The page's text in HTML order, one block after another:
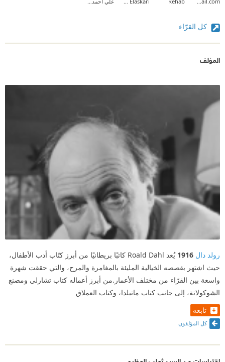
كل القرّاء
المؤلف
رولد دال 1916
يُعد Roald Dahl كاتبًا بريطانيًا من أبرز كتّاب أدب الأطفال،
حيث اشتهر بقصصه الخيالية المليئة بالمغامرة والمرح، والتي حققت شهرة
واسعة بين القرّاء من مختلف الأعمار.من أبرز أعماله كتاب تشارلي ومصنع
الشوكولاتة، إلى جانب كتاب ماتيلدا، وكتاب العملاق
تابعه
كل المؤلفون